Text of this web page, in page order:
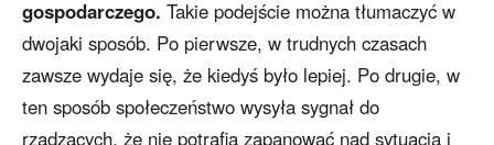
gospodarczego. Takie podejście można tłumaczyć w
dwojaki sposób. Po pierwsze, w trudnych czasach
zawsze wydaje się, że kiedyś było lepiej. Po drugie, w
ten sposób społeczeństwo wysyła sygnał do
rządzących, że nie potrafią zapanować nad sytuacją i